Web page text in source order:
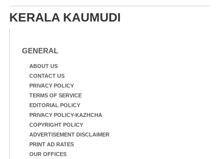
KERALA KAUMUDI
GENERAL
ABOUT US
CONTACT US
PRIVACY POLICY
TERMS OF SERVICE
EDITORIAL POLICY
PRIVACY POLICY-KAZHCHA
COPYRIGHT POLICY
ADVERTISEMENT DISCLAIMER
PRINT AD RATES
OUR OFFICES